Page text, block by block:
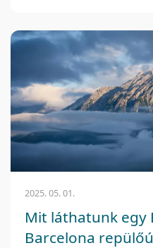
2025. 05. 01.
Mit láthatunk egy
Barcelona